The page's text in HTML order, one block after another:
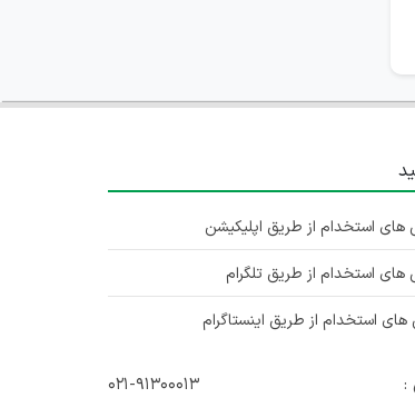
استخدام از طریق اپلیکیشن
استخدام از طریق تلگرام
استخدام از طریق اینستاگرام
: ۰۲۱-۹۱۳۰۰۰۱۳